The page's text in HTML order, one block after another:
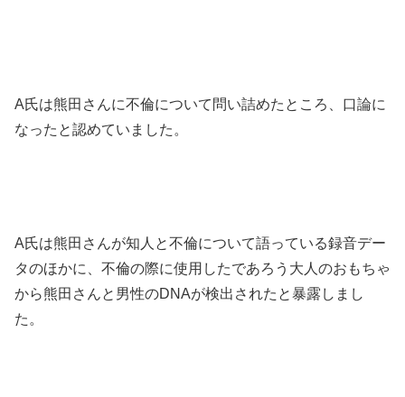
A氏は熊田さんに不倫について問い詰めたところ、口論に
なったと認めていました。
A氏は熊田さんが知人と不倫について語っている録音デー
タのほかに、不倫の際に使用したであろう大人のおもちゃ
から熊田さんと男性のDNAが検出されたと暴露しまし
た。